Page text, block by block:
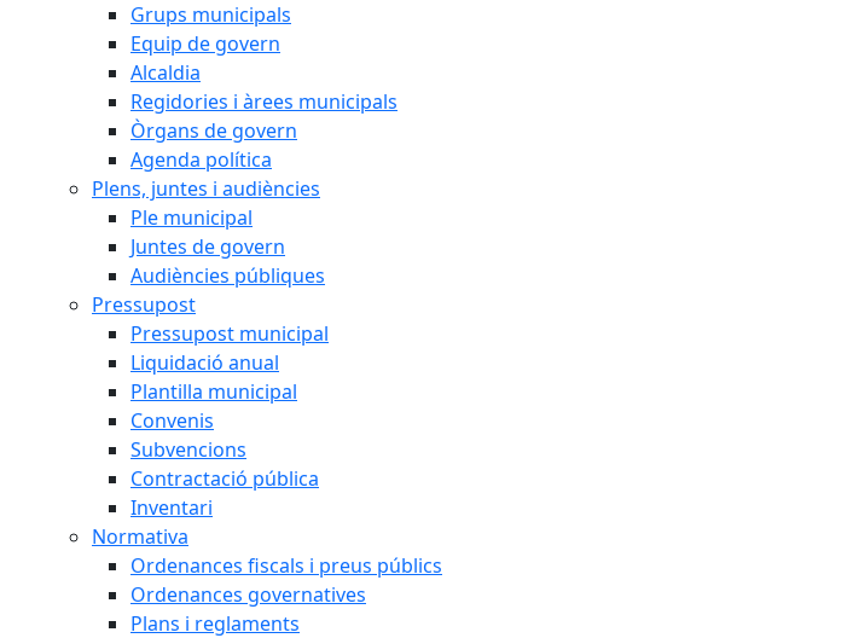
Grups municipals
Equip de govern
Alcaldia
Regidories i àrees municipals
Òrgans de govern
Agenda política
Plens, juntes i audiències
Ple municipal
Juntes de govern
Audiències públiques
Pressupost
Pressupost municipal
Liquidació anual
Plantilla municipal
Convenis
Subvencions
Contractació pública
Inventari
Normativa
Ordenances fiscals i preus públics
Ordenances governatives
Plans i reglaments